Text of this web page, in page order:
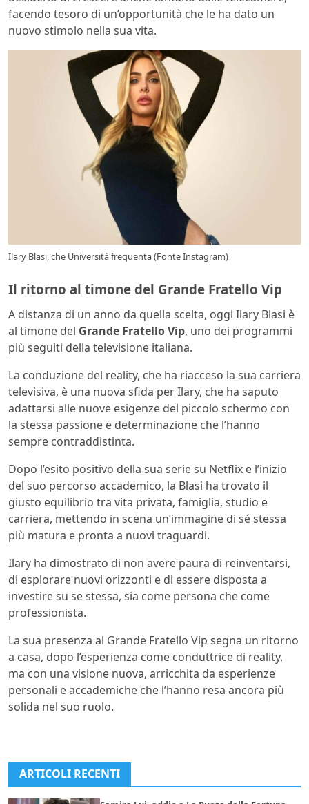
facendo tesoro di un’opportunità che le ha dato un
nuovo stimolo nella sua vita.
Ilary Blasi, che Università frequenta (Fonte Instagram)
Il ritorno al timone del Grande Fratello Vip
A distanza di un anno da quella scelta, oggi Ilary Blasi è
al timone del Grande Fratello Vip, uno dei programmi
più seguiti della televisione italiana.
La conduzione del reality, che ha riacceso la sua carriera
televisiva, è una nuova sfida per Ilary, che ha saputo
adattarsi alle nuove esigenze del piccolo schermo con
la stessa passione e determinazione che l’hanno
sempre contraddistinta.
Dopo l’esito positivo della sua serie su Netflix e l’inizio
del suo percorso accademico, la Blasi ha trovato il
giusto equilibrio tra vita privata, famiglia, studio e
carriera, mettendo in scena un’immagine di sé stessa
più matura e pronta a nuovi traguardi.
Ilary ha dimostrato di non avere paura di reinventarsi,
di esplorare nuovi orizzonti e di essere disposta a
investire su se stessa, sia come persona che come
professionista.
La sua presenza al Grande Fratello Vip segna un ritorno
a casa, dopo l’esperienza come conduttrice di reality,
ma con una visione nuova, arricchita da esperienze
personali e accademiche che l’hanno resa ancora più
solida nel suo ruolo.
ARTICOLI RECENTI